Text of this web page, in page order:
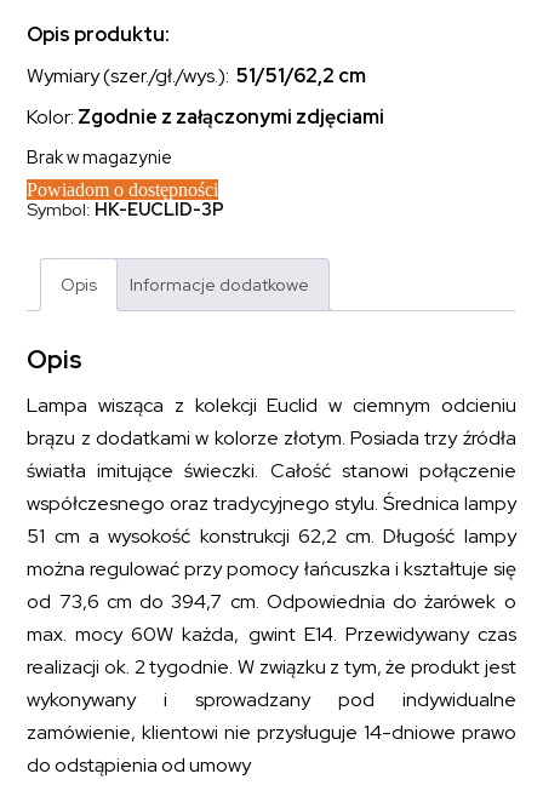
Opis produktu:
Wymiary (szer./gł./wys.): 51/51/62,2 cm
Kolor: Zgodnie z załączonymi zdjęciami
Brak w magazynie
Powiadom o dostępności
Symbol: HK-EUCLID-3P
Opis Informacje dodatkowe
Opis
Lampa wisząca z kolekcji Euclid w ciemnym odcieniu
brązu z dodatkami w kolorze złotym. Posiada trzy źródła
światła imitujące świeczki. Całość stanowi połączenie
współczesnego oraz tradycyjnego stylu. Średnica lampy
51 cm a wysokość konstrukcji 62,2 cm. Długość lampy
można regulować przy pomocy łańcuszka i kształtuje się
od 73,6 cm do 394,7 cm. Odpowiednia do żarówek o
max. mocy 60W każda, gwint E14. Przewidywany czas
realizacji ok. 2 tygodnie. W związku z tym, że produkt jest
wykonywany i sprowadzany pod indywidualne
zamówienie, klientowi nie przysługuje 14-dniowe prawo
do odstąpienia od umowy